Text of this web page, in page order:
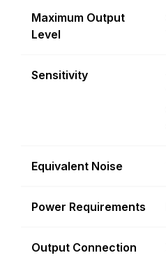
Maximum Output
Level
Sensitivity
Equivalent Noise
Power Requirements
Output Connection